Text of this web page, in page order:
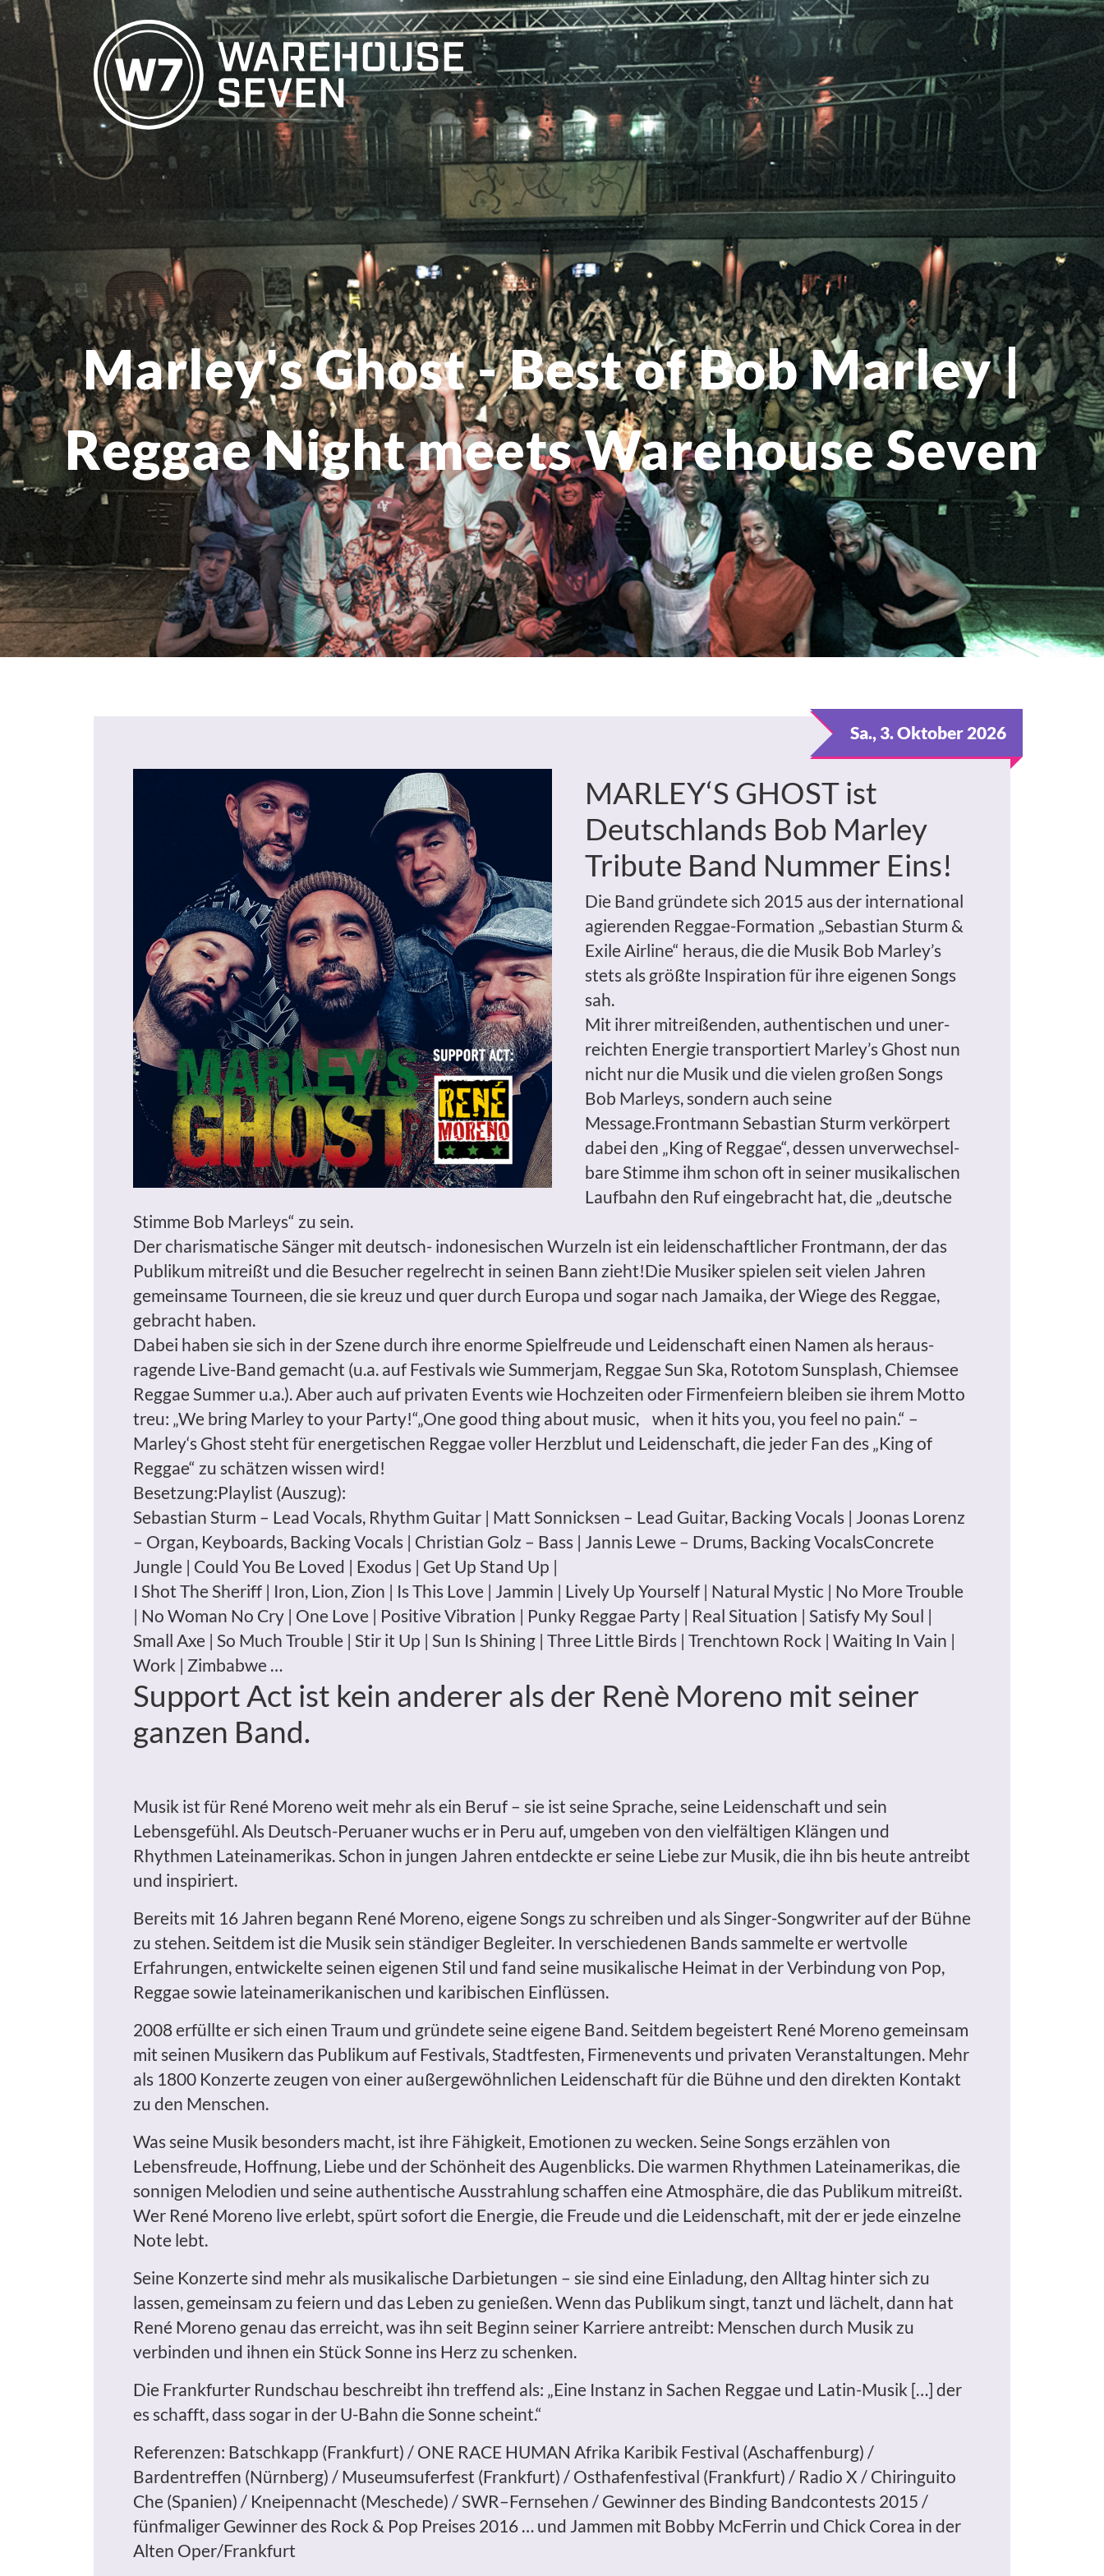
Marley's Ghost - Best of Bob Marley |
Reggae Night meets Warehouse Seven
MARLEY‘S GHOST ist
Deutschlands Bob Marley
Tribute Band Nummer Eins!
Die Band gründete sich 2015 aus der international
agierenden Reggae-Formation „Sebastian Sturm &
Exile Airline“ heraus, die die Musik Bob Marley’s
stets als größte Inspiration für ihre eigenen Songs
sah.
Mit ihrer mitreißenden, authentischen und uner-
reichten Energie transportiert Marley’s Ghost nun
nicht nur die Musik und die vielen großen Songs
Bob Marleys, sondern auch seine
Message.Frontmann Sebastian Sturm verkörpert
dabei den „King of Reggae“, dessen unverwechsel-
bare Stimme ihm schon oft in seiner musikalischen
Laufbahn den Ruf eingebracht hat, die „deutsche
Stimme Bob Marleys“ zu sein.
Der charismatische Sänger mit deutsch- indonesischen Wurzeln ist ein leidenschaftlicher Frontmann, der das
Publikum mitreißt und die Besucher regelrecht in seinen Bann zieht!Die Musiker spielen seit vielen Jahren
gemeinsame Tourneen, die sie kreuz und quer durch Europa und sogar nach Jamaika, der Wiege des Reggae,
gebracht haben.
Dabei haben sie sich in der Szene durch ihre enorme Spielfreude und Leidenschaft einen Namen als heraus-
ragende Live-Band gemacht (u.a. auf Festivals wie Summerjam, Reggae Sun Ska, Rototom Sunsplash, Chiemsee
Reggae Summer u.a.). Aber auch auf privaten Events wie Hochzeiten oder Firmenfeiern bleiben sie ihrem Motto
treu: „We bring Marley to your Party!“„One good thing about music, when it hits you, you feel no pain.“ –
Marley‘s Ghost steht für energetischen Reggae voller Herzblut und Leidenschaft, die jeder Fan des „King of
Reggae“ zu schätzen wissen wird!
Besetzung:Playlist (Auszug):
Sebastian Sturm – Lead Vocals, Rhythm Guitar | Matt Sonnicksen – Lead Guitar, Backing Vocals | Joonas Lorenz
– Organ, Keyboards, Backing Vocals | Christian Golz – Bass | Jannis Lewe – Drums, Backing VocalsConcrete
Jungle | Could You Be Loved | Exodus | Get Up Stand Up |
I Shot The Sheriff | Iron, Lion, Zion | Is This Love | Jammin | Lively Up Yourself | Natural Mystic | No More Trouble
| No Woman No Cry | One Love | Positive Vibration | Punky Reggae Party | Real Situation | Satisfy My Soul |
Small Axe | So Much Trouble | Stir it Up | Sun Is Shining | Three Little Birds | Trenchtown Rock | Waiting In Vain |
Work | Zimbabwe …
Support Act ist kein anderer als der Renè Moreno mit seiner
ganzen Band.
Musik ist für René Moreno weit mehr als ein Beruf – sie ist seine Sprache, seine Leidenschaft und sein
Lebensgefühl. Als Deutsch-Peruaner wuchs er in Peru auf, umgeben von den vielfältigen Klängen und
Rhythmen Lateinamerikas. Schon in jungen Jahren entdeckte er seine Liebe zur Musik, die ihn bis heute antreibt
und inspiriert.
Bereits mit 16 Jahren begann René Moreno, eigene Songs zu schreiben und als Singer-Songwriter auf der Bühne
zu stehen. Seitdem ist die Musik sein ständiger Begleiter. In verschiedenen Bands sammelte er wertvolle
Erfahrungen, entwickelte seinen eigenen Stil und fand seine musikalische Heimat in der Verbindung von Pop,
Reggae sowie lateinamerikanischen und karibischen Einflüssen.
2008 erfüllte er sich einen Traum und gründete seine eigene Band. Seitdem begeistert René Moreno gemeinsam
mit seinen Musikern das Publikum auf Festivals, Stadtfesten, Firmenevents und privaten Veranstaltungen. Mehr
als 1800 Konzerte zeugen von einer außergewöhnlichen Leidenschaft für die Bühne und den direkten Kontakt
zu den Menschen.
Was seine Musik besonders macht, ist ihre Fähigkeit, Emotionen zu wecken. Seine Songs erzählen von
Lebensfreude, Hoffnung, Liebe und der Schönheit des Augenblicks. Die warmen Rhythmen Lateinamerikas, die
sonnigen Melodien und seine authentische Ausstrahlung schaffen eine Atmosphäre, die das Publikum mitreißt.
Wer René Moreno live erlebt, spürt sofort die Energie, die Freude und die Leidenschaft, mit der er jede einzelne
Note lebt.
Seine Konzerte sind mehr als musikalische Darbietungen – sie sind eine Einladung, den Alltag hinter sich zu
lassen, gemeinsam zu feiern und das Leben zu genießen. Wenn das Publikum singt, tanzt und lächelt, dann hat
René Moreno genau das erreicht, was ihn seit Beginn seiner Karriere antreibt: Menschen durch Musik zu
verbinden und ihnen ein Stück Sonne ins Herz zu schenken.
Die Frankfurter Rundschau beschreibt ihn treffend als: „Eine Instanz in Sachen Reggae und Latin-Musik […] der
es schafft, dass sogar in der U-Bahn die Sonne scheint.“
Referenzen: Batschkapp (Frankfurt) / ONE RACE HUMAN Afrika Karibik Festival (Aschaffenburg) /
Bardentreffen (Nürnberg) / Museumsuferfest (Frankfurt) / Osthafenfestival (Frankfurt) / Radio X / Chiringuito
Che (Spanien) / Kneipennacht (Meschede) / SWR–Fernsehen / Gewinner des Binding Bandcontests 2015 /
fünfmaliger Gewinner des Rock & Pop Preises 2016 … und Jammen mit Bobby McFerrin und Chick Corea in der
Alten Oper/Frankfurt
Sa., 3. Oktober 2026